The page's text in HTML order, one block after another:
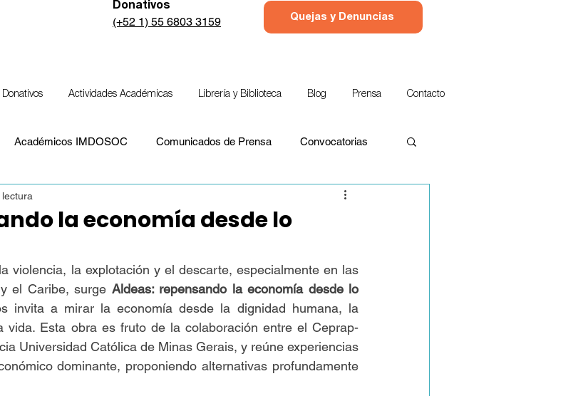
Donativos
(+52 1) 55 6803 3159 Quejas y Denuncias
Donativos Actividades Académicas Librería y Biblioteca Blog Prensa Contacto
Académicos IMDOSOC Comunicados de Prensa Convocatorias
formativo
Paz Laudato Si' Papa León XIV Doctrina Social de la Iglesia
la economía desde lo
violencia, la explotación y el descarte, especialmente en las
el Caribe, surge Aldeas: repensando la economía desde lo
invita a mirar la economía desde la dignidad humana, la
vida. Esta obra es fruto de la colaboración entre el Ceprap-
Universidad Católica de Minas Gerais, y reúne experiencias
dominante, proponiendo alternativas profundamente